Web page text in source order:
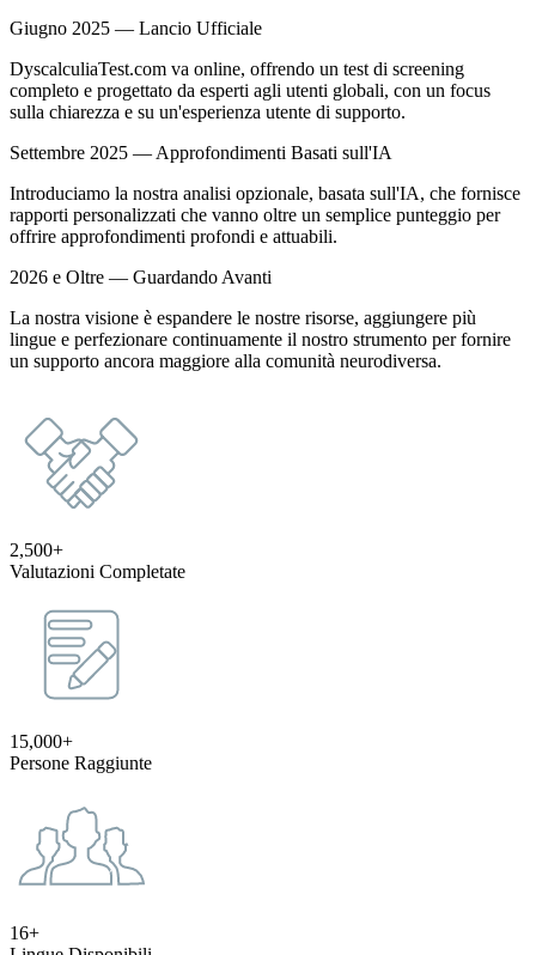
Giugno 2025 — Lancio Ufficiale
DyscalculiaTest.com va online, offrendo un test di screening
completo e progettato da esperti agli utenti globali, con un focus
sulla chiarezza e su un'esperienza utente di supporto.
Settembre 2025 — Approfondimenti Basati sull'IA
Introduciamo la nostra analisi opzionale, basata sull'IA, che fornisce
rapporti personalizzati che vanno oltre un semplice punteggio per
offrire approfondimenti profondi e attuabili.
2026 e Oltre — Guardando Avanti
La nostra visione è espandere le nostre risorse, aggiungere più
lingue e perfezionare continuamente il nostro strumento per fornire
un supporto ancora maggiore alla comunità neurodiversa.
2,500+
Valutazioni Completate
15,000+
Persone Raggiunte
16+